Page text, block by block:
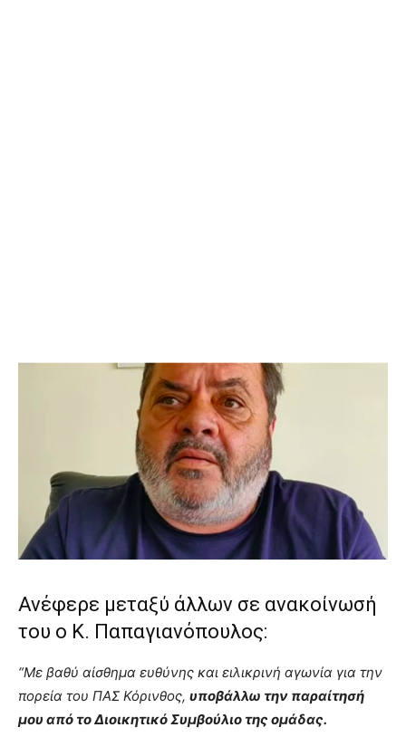
Ανέφερε μεταξύ άλλων σε ανακοίνωσή
του ο Κ. Παπαγιανόπουλος:
“Με βαθύ αίσθημα ευθύνης και ειλικρινή αγωνία για την
πορεία του ΠΑΣ Κόρινθος, υποβάλλω την παραίτησή
μου από το Διοικητικό Συμβούλιο της ομάδας.